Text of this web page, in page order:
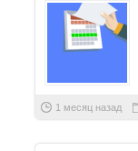
1 месяц назад